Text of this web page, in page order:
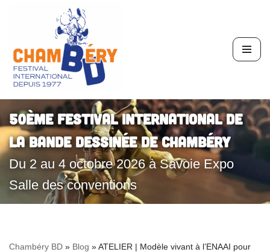
au
contenu
50ème Festival International de
la Bande Dessinée de Chambéry
Du 2 au 4 octobre 2026 à Savoie Expo
Salle des conventions
Chambéry BD » Blog »ATELIER | Modèle vivant à l’ENAAI pour